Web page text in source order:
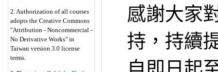
2. Authorization of all courses
adopts the Creative Commons
"Attribution - Noncommercial -
No Derivative Works" in
Taiwan version 3.0 license
terms.
感謝大家
持，持續